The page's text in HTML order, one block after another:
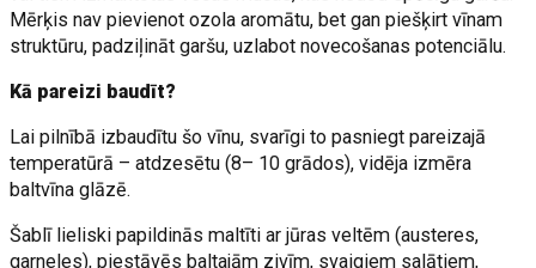
Mērķis nav pievienot ozola aromātu, bet gan piešķirt vīnam
struktūru, padziļināt garšu, uzlabot novecošanas potenciālu.
Kā pareizi baudīt?
Lai pilnībā izbaudītu šo vīnu, svarīgi to pasniegt pareizajā
temperatūrā – atdzesētu (8– 10 grādos), vidēja izmēra
baltvīna glāzē.
Šablī lieliski papildinās maltīti ar jūras veltēm (austeres,
garneles), piestāvēs baltajām zivīm, svaigiem salātiem,